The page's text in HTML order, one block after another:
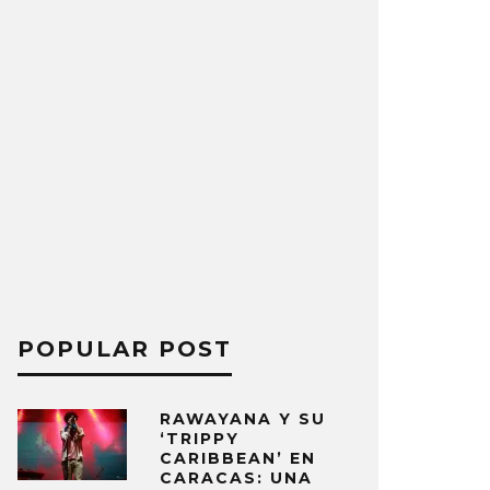
POPULAR POST
RAWAYANA Y SU
‘TRIPPY
CARIBBEAN’ EN
CARACAS: UNA